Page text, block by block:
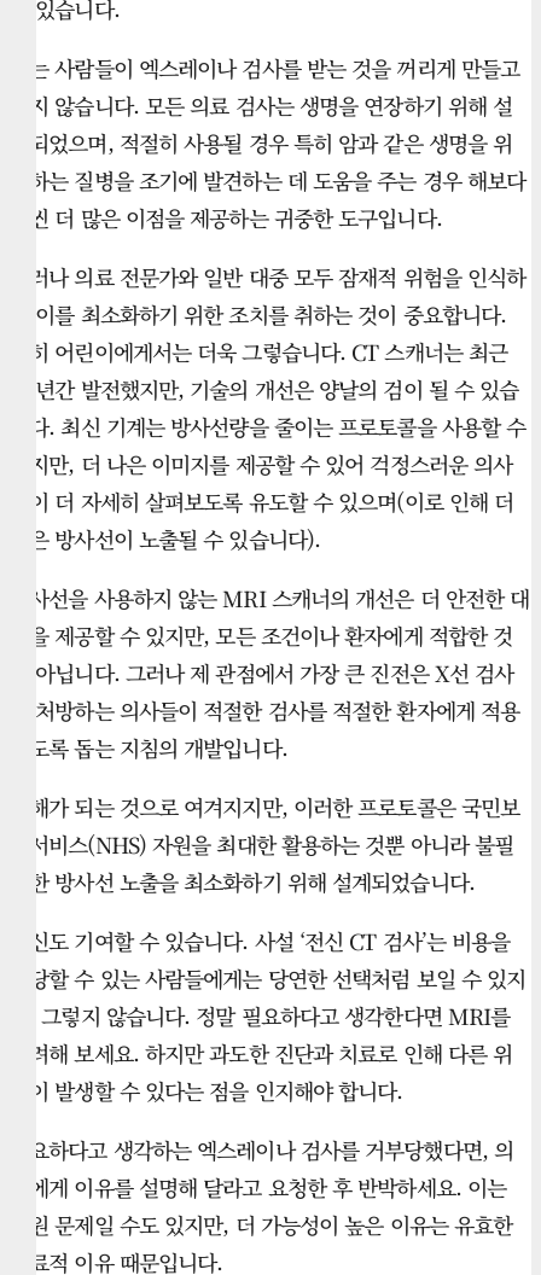
고 있습니다.
저는 사람들이 엑스레이나 검사를 받는 것을 꺼리게 만들고
싶지 않습니다. 모든 의료 검사는 생명을 연장하기 위해 설
계되었으며, 적절히 사용될 경우 특히 암과 같은 생명을 위
협하는 질병을 조기에 발견하는 데 도움을 주는 경우 해보다
훨씬 더 많은 이점을 제공하는 귀중한 도구입니다.
그러나 의료 전문가와 일반 대중 모두 잠재적 위험을 인식하
고 이를 최소화하기 위한 조치를 취하는 것이 중요합니다.
특히 어린이에게서는 더욱 그렇습니다. CT 스캐너는 최근
몇 년간 발전했지만, 기술의 개선은 양날의 검이 될 수 있습
니다. 최신 기계는 방사선량을 줄이는 프로토콜을 사용할 수
있지만, 더 나은 이미지를 제공할 수 있어 걱정스러운 의사
들이 더 자세히 살펴보도록 유도할 수 있으며(이로 인해 더
많은 방사선이 노출될 수 있습니다).
방사선을 사용하지 않는 MRI 스캐너의 개선은 더 안전한 대
안을 제공할 수 있지만, 모든 조건이나 환자에게 적합한 것
은 아닙니다. 그러나 제 관점에서 가장 큰 진전은 X선 검사
를 처방하는 의사들이 적절한 검사를 적절한 환자에게 적용
하도록 돕는 지침의 개발입니다.
방해가 되는 것으로 여겨지지만, 이러한 프로토콜은 국민보
건서비스(NHS) 자원을 최대한 활용하는 것뿐 아니라 불필
요한 방사선 노출을 최소화하기 위해 설계되었습니다.
당신도 기여할 수 있습니다. 사설 ‘전신 CT 검사’는 비용을
감당할 수 있는 사람들에게는 당연한 선택처럼 보일 수 있지
만, 그렇지 않습니다. 정말 필요하다고 생각한다면 MRI를
고려해 보세요. 하지만 과도한 진단과 치료로 인해 다른 위
험이 발생할 수 있다는 점을 인지해야 합니다.
필요하다고 생각하는 엑스레이나 검사를 거부당했다면, 의
사에게 이유를 설명해 달라고 요청한 후 반박하세요. 이는
자원 문제일 수도 있지만, 더 가능성이 높은 이유는 유효한
의료적 이유 때문입니다.